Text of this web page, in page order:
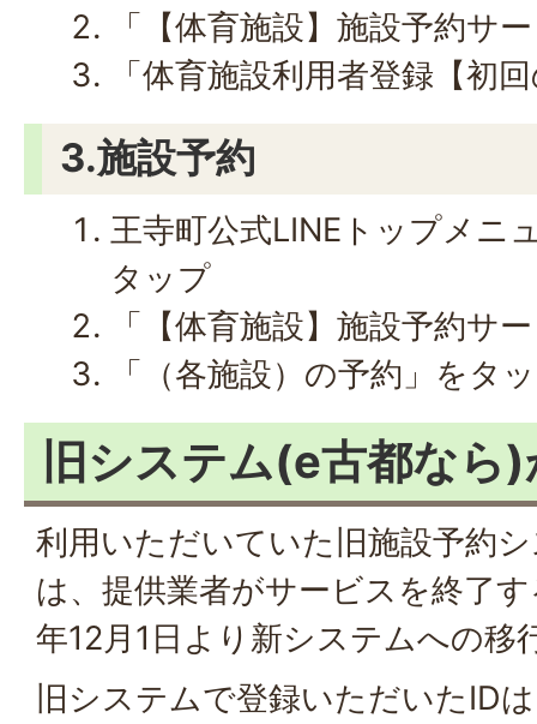
「【体育施設】施設予約サ
「体育施設利用者登録【初
3.施設予約
王寺町公式LINEトップメニ
タップ
「【体育施設】施設予約サ
「（各施設）の予約」をタ
旧システム(e古都なら
利用いただいていた旧施設予約
は、提供業者がサービスを終了
年12月1日より新システムへの移
旧システムで登録いただいたID